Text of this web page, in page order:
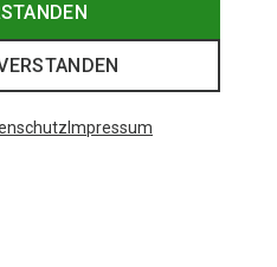
Impressum